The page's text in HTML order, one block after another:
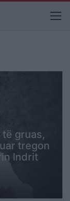
të gruas,
tregon
Indrit